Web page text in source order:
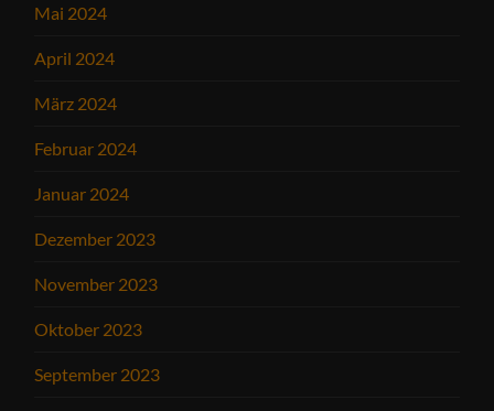
Mai 2024
April 2024
März 2024
Februar 2024
Januar 2024
Dezember 2023
November 2023
Oktober 2023
September 2023